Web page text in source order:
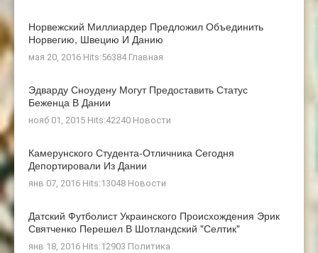
Норвежский Миллиардер Предложил Объединить
Норвегию, Швецию И Данию
мая 20, 2016 Hits:56384 Главная
Эдварду Сноудену Могут Предоставить Статус
Беженца В Дании
нояб 01, 2015 Hits:42240 Новости
Камерунского Студента-Отличника Сегодня
Депортировали Из Дании
янв 07, 2016 Hits:13048 Новости
Датский Футболист Украинского Происхождения Эрик
Святченко Перешел В Шотландский "Селтик"
янв 18, 2016 Hits:12903 Политика